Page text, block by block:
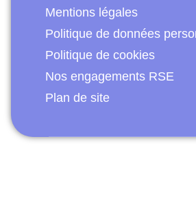
Mentions légales
Politique de données
Politique de cookies
Nos engagements RSE
Plan de site